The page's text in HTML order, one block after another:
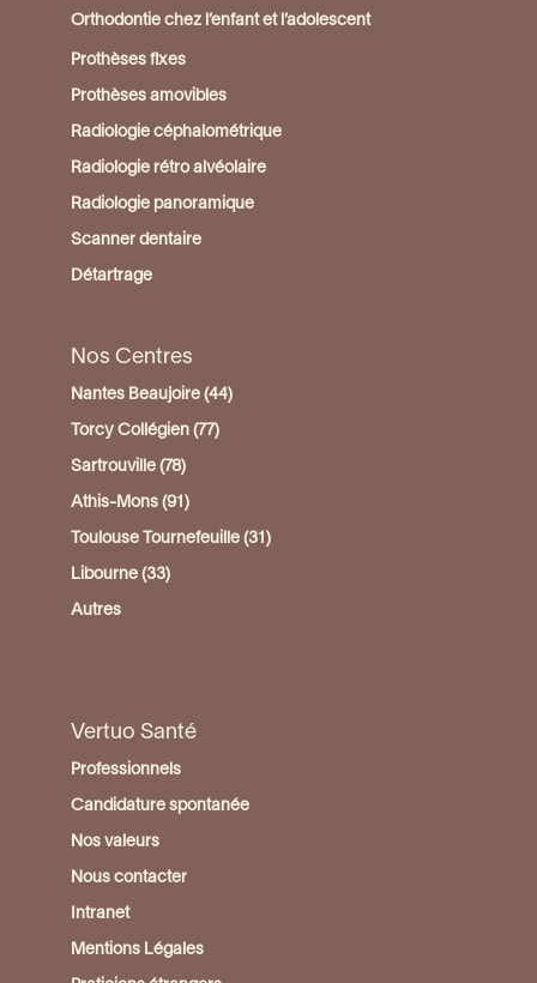
Orthodontie chez l’enfant et l’adolescent
Prothèses fixes
Prothèses amovibles
Radiologie céphalométrique
Radiologie rétro alvéolaire
Radiologie panoramique
Scanner dentaire
Détartrage
Nos Centres
Nantes Beaujoire (44)
Torcy Collégien (77)
Sartrouville (78)
Athis-Mons (91)
Toulouse Tournefeuille (31)
Libourne (33)
Autres
Vertuo Santé
Professionnels
Candidature spontanée
Nos valeurs
Nous contacter
Intranet
Mentions Légales